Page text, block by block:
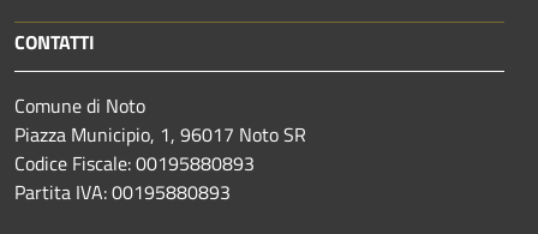
CONTATTI
Comune di Noto
Piazza Municipio, 1, 96017 Noto SR
Codice Fiscale: 00195880893
Partita IVA: 00195880893